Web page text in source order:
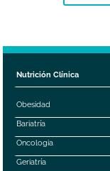
Nutrición Clínica
Obesidad
Bariatría
Oncologia
Geriatría